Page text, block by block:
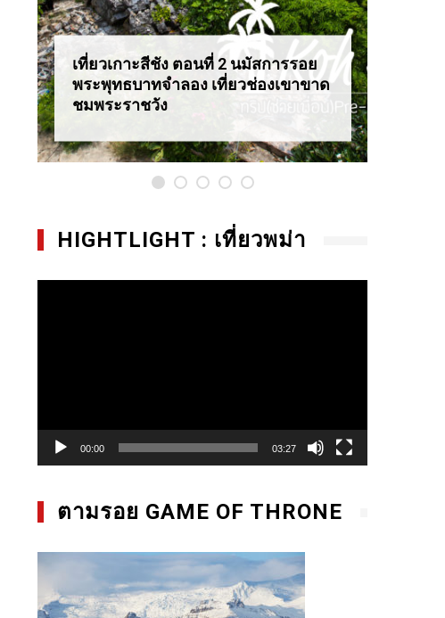
เที่ยวเกาะสีชัง ตอนที่ 2 นมัสการรอย
พระพุทธบาทจำลอง เที่ยวช่องเขาขาด
ชมพระราชวัง
HIGHTLIGHT : เที่ยวพม่า
00:00 03:27
ตามรอย GAME OF THRONE